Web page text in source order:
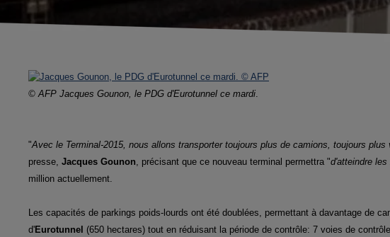
© AFP Jacques Gounon, le PDG d'Eurotunnel ce mardi
"Avec le Terminal-2015, nous allons transporter toujours plus de camions, toujours
presse, Jacques Gounon , précisant que ce nouveau terminal permettra "d'atteindre
million actuellement.
Les capacités de parkings poids-lourds ont été doublées, permettant à davantage de
d'Eurotunnel (650 hectares) tout en réduisant la période de contrôle: 7 voies de